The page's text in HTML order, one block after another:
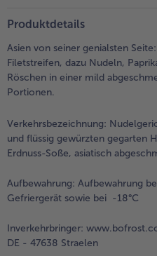
Produktdetails
Asien von seiner genialsten
Filetstreifen, dazu Nudeln,
Röschen in einer mild
Portionen.
Verkehrsbezeichnung:
und flüssig gewürzten gegarten
Erdnuss-Soße, asiatisch
Aufbewahrung: Aufbewahrung
Gefriergerät sowie bei -18°C
Inverkehrbringer:
DE - 47638 Straelen